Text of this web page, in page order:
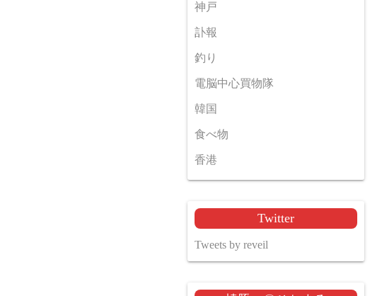
神戸
訃報
釣り
電脳中心買物隊
韓国
食べ物
香港
Twitter
Tweets by reveil